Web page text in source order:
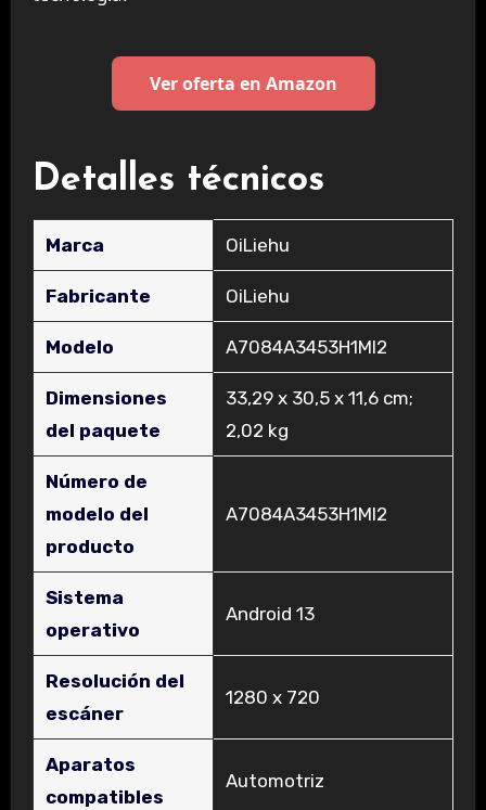
Ver oferta en Amazon
Detalles técnicos
Marca ‎OiLiehu
Fabricante ‎OiLiehu
Modelo ‎A7084A3453H1MI2
Dimensiones
del paquete
‎33,29 x 30,5 x 11,6 cm;
2,02 kg
Número de
modelo del
producto
‎A7084A3453H1MI2
Sistema
operativo
‎Android 13
Resolución del
escáner
‎1280 x 720
Aparatos
compatibles
‎Automotriz